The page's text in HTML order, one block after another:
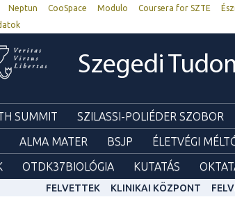
Neptun CooSpace Modulo Coursera for SZTE
Szegedi
SUMMIT SZILASSI-POLIÉDER SZOBOR
ALMA MATER BSJP ÉLETVÉGI
OTDK37BIOLÓGIA KUTATÁS
FELVETTEK KLINIKAI KÖZPONT